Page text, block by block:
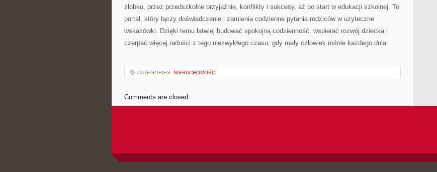
żłobku, przez przedszkolne przyjaźnie, konflikty i sukcesy, aż po start w edukacji szkolnej. To
portal, który łączy doświadczenie i zamienia codzienne pytania rodziców w użyteczne
wskazówki. Dzięki temu łatwiej budować spokojną codzienność, wspierać rozwój dziecka i
czerpać więcej radości z tego niezwykłego czasu, gdy mały człowiek rośnie każdego dnia.
CATEGORIES: NIERUCHOMOŚCI
Comments are closed.